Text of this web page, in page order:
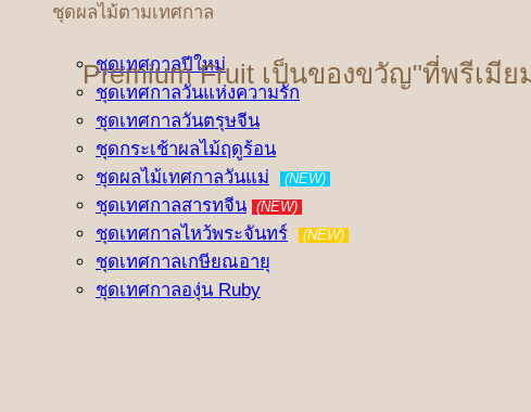
ชุดผลไม้ตามเทศกาล
ชุดเทศกาลปีใหม่
ชุดเทศกาลวันแห่งความรัก
ชุดเทศกาลวันตรุษจีน
ชุดกระเช้าผลไม้ฤดูร้อน
ชุดผลไม้เทศกาลวันแม่
(NEW)
ชุดเทศกาลสารทจีน (NEW)
ชุดเทศกาลไหว้พระจันทร์ (NEW)
ชุดเทศกาลเกษียณอายุ
ชุดเทศกาลองุ่น Ruby
Premium Fruit เป็นของขวัญ"ที่พรีเ